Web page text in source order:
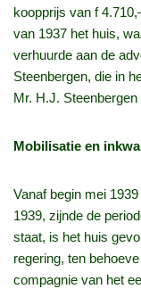
koopprijs van f
van 1937 het huis,
verhuurde aan de
Steenbergen, die in
Mr. H.J.
Mobilisatie en
Vanaf begin mei
1939, zijnde de
staat, is het huis
regering, ten
compagnie van het